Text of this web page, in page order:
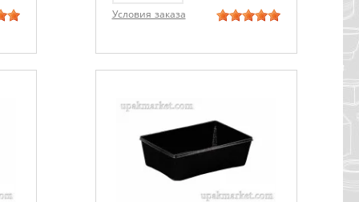
Условия заказа